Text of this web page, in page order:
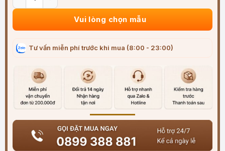
Vui lòng chọn mẫu
Tư vấn miễn phí trước khi mua (8:00 - 23:00)